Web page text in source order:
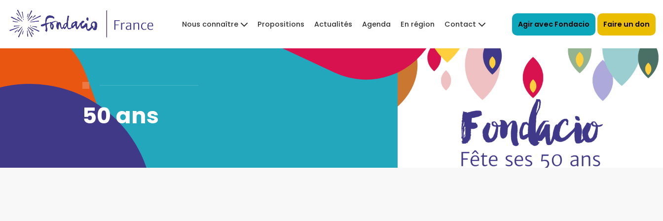
Nous connaître Propositions Actualités Agenda En région Contact Agir avec Fondacio Faire un don
50 ans